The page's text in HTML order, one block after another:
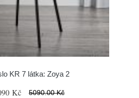
KR 7 látka: Zoya 2
Kč 5090.00 Kč